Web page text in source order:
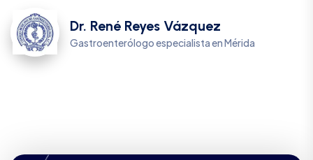
Dr. René Reyes Vázquez
Gastroenterólogo especialista en Mérida